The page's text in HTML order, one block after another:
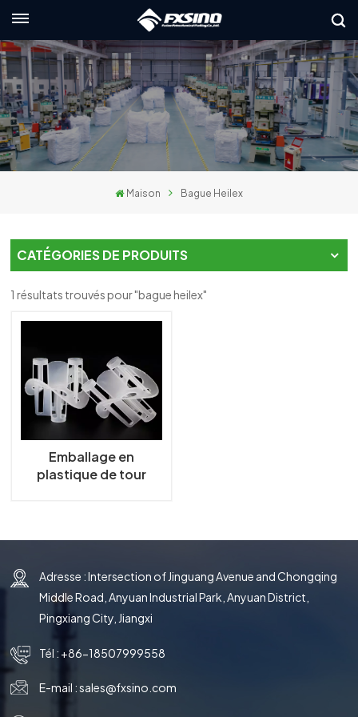
국의
Maison Bague Heilex
CATÉGORIES DE PRODUITS
1 résultats trouvés pour "bague heilex"
Emballage en
plastique de tour
Adresse : Intersection of Jinguang Avenue and Chongqing
Middle Road, Anyuan Industrial Park, Anyuan District,
Pingxiang City, Jiangxi
Tél : +86-18507999558
E-mail :sales@fxsino.com